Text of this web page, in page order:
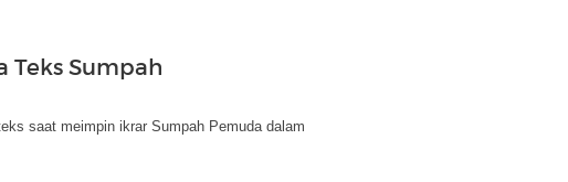
Teks Sumpah
saat meimpin ikrar Sumpah Pemuda dalam